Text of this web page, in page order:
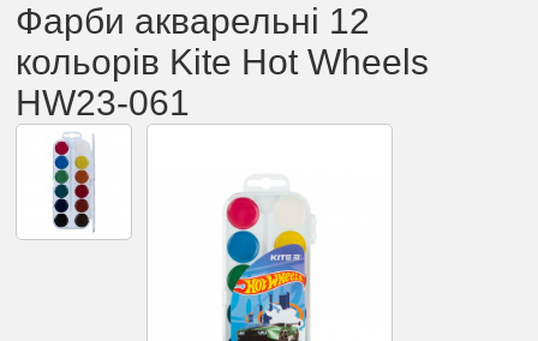
Фарби акварельні 12
кольорів Kite Hot Wheels
HW23-061